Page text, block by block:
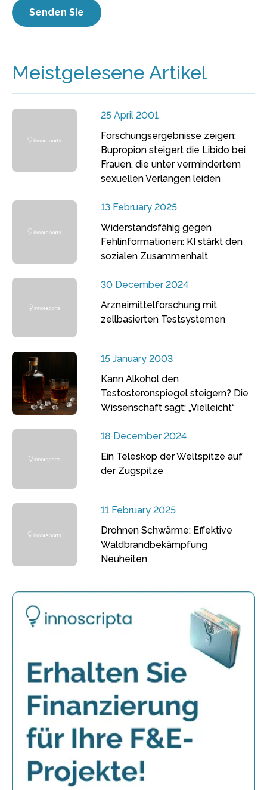
Meistgelesene Artikel
25 April 2001
Forschungsergebnisse zeigen:
Bupropion steigert die Libido bei
Frauen, die unter vermindertem
sexuellen Verlangen leiden
13 February 2025
Widerstandsfähig gegen
Fehlinformationen: KI stärkt den
sozialen Zusammenhalt
30 December 2024
Arzneimittelforschung mit
zellbasierten Testsystemen
15 January 2003
Kann Alkohol den
Testosteronspiegel steigern? Die
Wissenschaft sagt: „Vielleicht“
18 December 2024
Ein Teleskop der Weltspitze auf
der Zugspitze
11 February 2025
Drohnen Schwärme: Effektive
Waldbrandbekämpfung
Neuheiten